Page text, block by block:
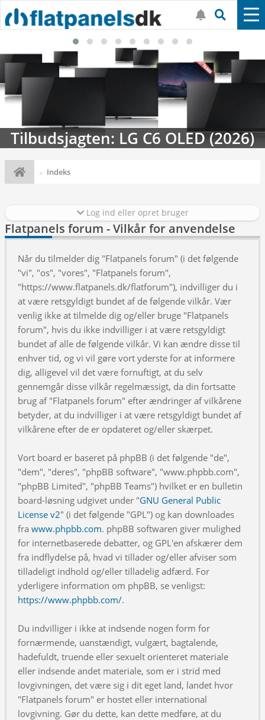
Tilbudsjagten: LG C6 OLED (2026)
Indeks
Log ind eller opret bruger
Flatpanels forum - Vilkår for anvendelse
Når du tilmelder dig "Flatpanels forum" (i det følgende
"vi", "os", "vores", "Flatpanels forum",
"https://www.flatpanels.dk/flatforum"), indvilliger du i
at være retsgyldigt bundet af de følgende vilkår. Vær
venlig ikke at tilmelde dig og/eller bruge "Flatpanels
forum", hvis du ikke indvilliger i at være retsgyldigt
bundet af alle de følgende vilkår. Vi kan ændre disse til
enhver tid, og vi vil gøre vort yderste for at informere
dig, alligevel vil det være fornuftigt, at du selv
gennemgår disse vilkår regelmæssigt, da din fortsatte
brug af "Flatpanels forum" efter ændringer af vilkårene
betyder, at du indvilliger i at være retsgyldigt bundet af
vilkårene efter de er opdateret og/eller skærpet.
Vort board er baseret på phpBB (i det følgende "de",
"dem", "deres", "phpBB software", "www.phpbb.com",
"phpBB Limited", "phpBB Teams") hvilket er en bulletin
board-løsning udgivet under "GNU General Public
License v2" (i det følgende "GPL") og kan downloades
fra www.phpbb.com. phpBB softwaren giver mulighed
for internetbaserede debatter, og GPL'en afskærer dem
fra indflydelse på, hvad vi tillader og/eller afviser som
tilladeligt indhold og/eller tilladelig adfærd. For
yderligere information om phpBB, se venligst:
https://www.phpbb.com/.
Du indvilliger i ikke at indsende nogen form for
fornærmende, uanstændigt, vulgært, bagtalende,
hadefuldt, truende eller sexuelt orienteret materiale
eller indsende andet materiale, som er i strid med
lovgivningen, det være sig i dit eget land, landet hvor
"Flatpanels forum" er hostet eller international
lovgivning. Gør du dette, kan dette medføre, at du